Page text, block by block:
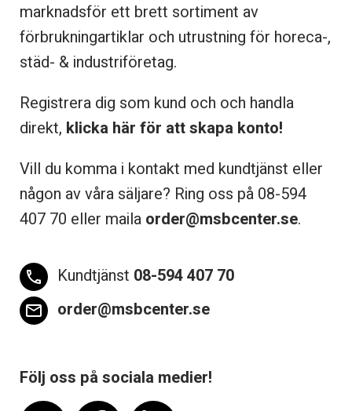
marknadsför ett brett sortiment av
förbrukningartiklar och utrustning för horeca-,
städ- & industriföretag.
Registrera dig som kund och och handla
direkt, klicka här för att skapa konto!
Vill du komma i kontakt med kundtjänst eller
någon av våra säljare? Ring oss på 08-594
407 70 eller maila order@msbcenter.se.
phone Kundtjänst 08-594 407 70
email order@msbcenter.se
Följ oss på sociala medier!